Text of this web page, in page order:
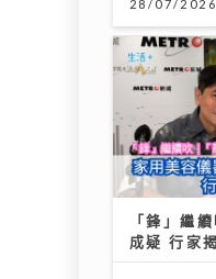
28/07/2026
「鋒」繼
成疑 行家